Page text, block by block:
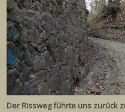
Der Rissweg führte uns zurück